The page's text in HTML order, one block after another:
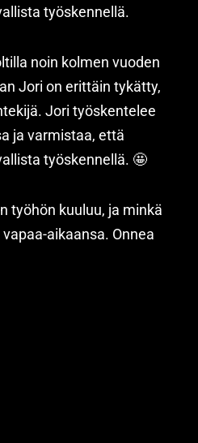
työskennellä.
noin kolmen vuoden
Jori on erittäin tykätty,
Jori työskentelee
ja varmistaa, että
työskennellä. 🤩
työhön kuuluu, ja minkä
aikaansa. Onnea